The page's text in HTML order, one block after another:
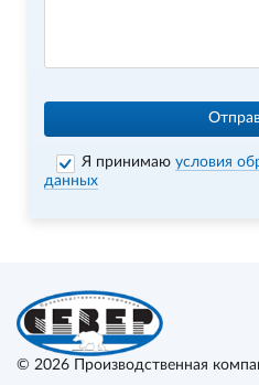
Я принимаюусловия
данных
© 2026 Производственная